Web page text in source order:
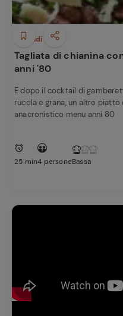
Secondi piatti
Tagliata di chianina
anni '80
E dopo il cocktail di
rucola e grana, un altro
anacronistico menu anni 80
25 min4 personeBassa